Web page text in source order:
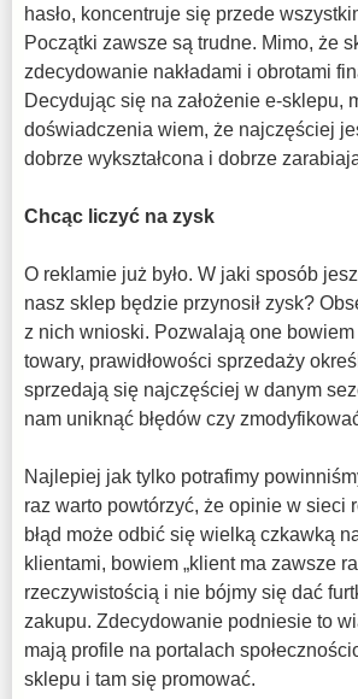
hasło, koncentruje się przede
Początki zawsze są trudne. Mimo, że
zdecydowanie nakładami i obrotami
Decydując się na założenie e-sklepu,
doświadczenia wiem, że najczęściej
dobrze wykształcona i dobrze
Chcąc liczyć na zysk
O reklamie już było. W jaki sposób
nasz sklep będzie przynosił zysk?
z nich wnioski. Pozwalają one
towary, prawidłowości sprzedaży
sprzedają się najczęściej w danym
nam uniknąć błędów czy
Najlepiej jak tylko potrafimy
raz warto powtórzyć, że opinie w sieci
błąd może odbić się wielką czkawką
klientami, bowiem „klient ma zawsze
rzeczywistością i nie bójmy się dać
zakupu. Zdecydowanie podniesie to
mają profile na portalach
sklepu i tam się promować.